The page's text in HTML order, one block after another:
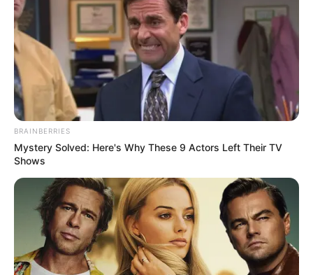
BRAINBERRIES
Mystery Solved: Here's Why These 9 Actors Left Their TV
Shows